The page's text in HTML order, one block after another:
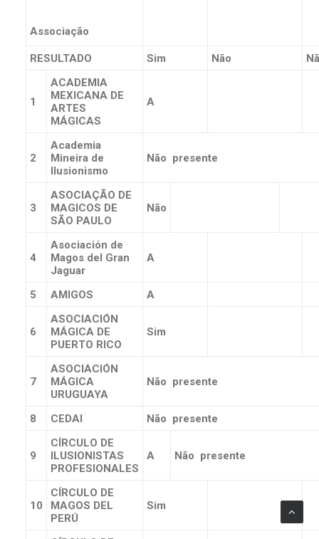
Associação
RESULTADO Sim Não
1
ACADEMIA
MEXICANA DE
ARTES
MÁGICAS
A
2
Academia
Mineira de
Ilusionismo
Não presente
3
ASOCIAÇÃO DE
MAGICOS DE
SÃO PAULO
Não
4
Asociación de
Magos del Gran
Jaguar
A
5 AMIGOS A
6
ASOCIACIÓN
MÁGICA DE
PUERTO RICO
Sim
7
ASOCIACIÓN
MÁGICA
URUGUAYA
Não presente
8 CEDAI Não presente
9
CÍRCULO DE
ILUSIONISTAS
PROFESIONALES
A Não presente
10
CÍRCULO DE
MAGOS DEL
PERÚ
Sim